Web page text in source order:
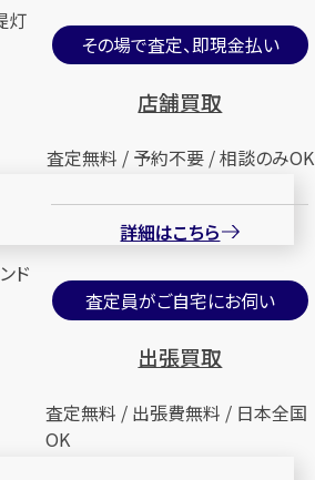
その場で査定、即現金払い
店舗買取
査定無料 / 予約不要 / 相談のみOK
詳細はこちら
査定員がご自宅にお伺い
出張買取
査定無料 / 出張費無料 / 日本全国
OK